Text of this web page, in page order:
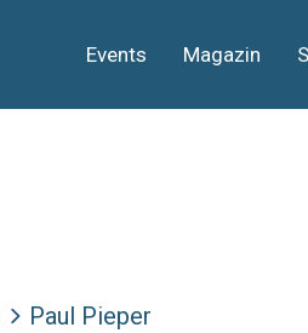
Events Magazin
Paul Pieper